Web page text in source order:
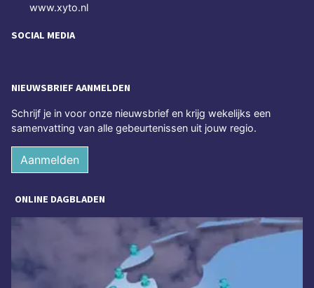
www.xyto.nl
SOCIAL MEDIA
NIEUWSBRIEF AANMELDEN
Schrijf je in voor onze nieuwsbrief en krijg wekelijks een
samenvatting van alle gebeurtenissen uit jouw regio.
Aanmelden
ONLINE DAGBLADEN